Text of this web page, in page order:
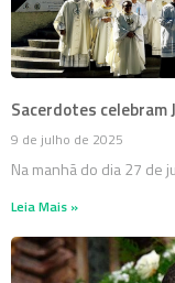
Sacerdotes celebram
9 de julho de 2025
Na manhã do dia 27 de
Leia Mais »